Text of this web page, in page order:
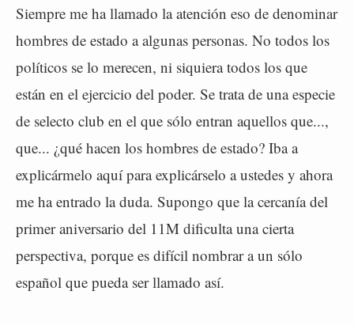
Siempre me ha llamado la atención eso de denominar
hombres de estado a algunas personas. No todos los
políticos se lo merecen, ni siquiera todos los que
están en el ejercicio del poder. Se trata de una especie
de selecto club en el que sólo entran aquellos que...,
que... ¿qué hacen los hombres de estado? Iba a
explicármelo aquí para explicárselo a ustedes y ahora
me ha entrado la duda. Supongo que la cercanía del
primer aniversario del 11M dificulta una cierta
perspectiva, porque es difícil nombrar a un sólo
español que pueda ser llamado así.